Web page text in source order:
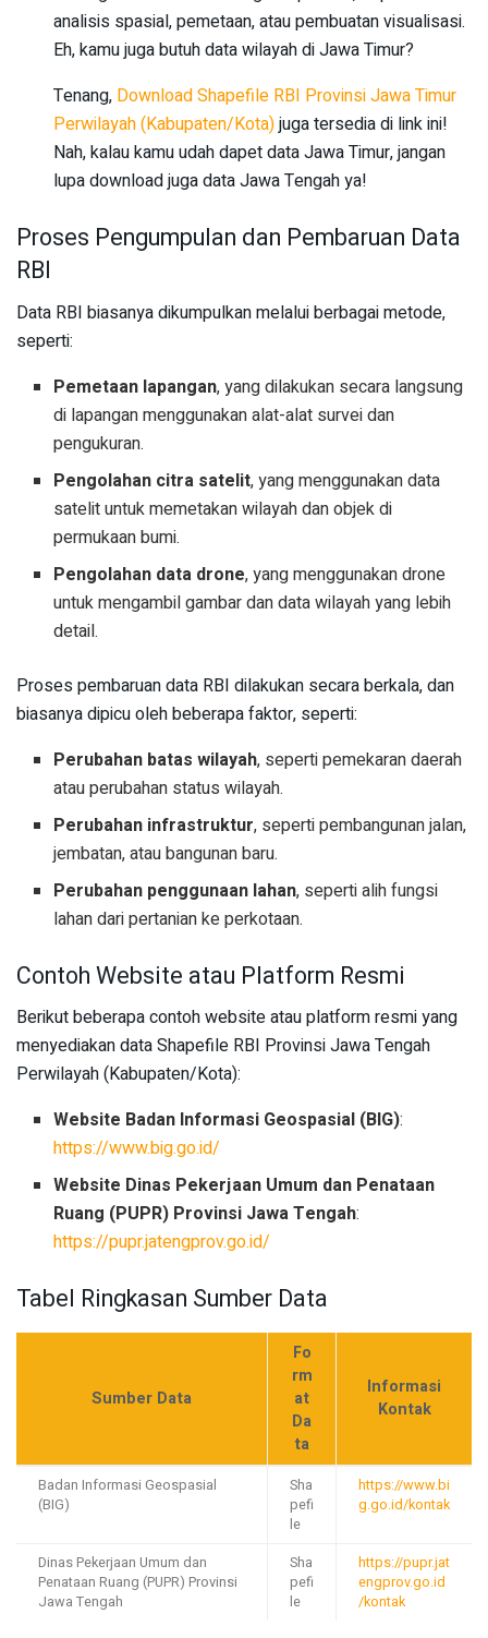
analisis spasial, pemetaan, atau pembuatan visualisasi.
Eh, kamu juga butuh data wilayah di Jawa Timur?
Tenang, Download Shapefile RBI Provinsi Jawa Timur
Perwilayah (Kabupaten/Kota)juga tersedia di link ini!
Nah, kalau kamu udah dapet data Jawa Timur, jangan
lupa download juga data Jawa Tengah ya!
Proses Pengumpulan dan Pembaruan Data
RBI
Data RBI biasanya dikumpulkan melalui berbagai metode,
seperti:
Pemetaan lapangan, yang dilakukan secara langsung
di lapangan menggunakan alat-alat survei dan
pengukuran.
Pengolahan citra satelit, yang menggunakan data
satelit untuk memetakan wilayah dan objek di
permukaan bumi.
Pengolahan data drone, yang menggunakan drone
untuk mengambil gambar dan data wilayah yang lebih
detail.
Proses pembaruan data RBI dilakukan secara berkala, dan
biasanya dipicu oleh beberapa faktor, seperti:
Perubahan batas wilayah, seperti pemekaran daerah
atau perubahan status wilayah.
Perubahan infrastruktur, seperti pembangunan jalan,
jembatan, atau bangunan baru.
Perubahan penggunaan lahan, seperti alih fungsi
lahan dari pertanian ke perkotaan.
Contoh Website atau Platform Resmi
Berikut beberapa contoh website atau platform resmi yang
menyediakan data Shapefile RBI Provinsi Jawa Tengah
Perwilayah (Kabupaten/Kota):
Website Badan Informasi Geospasial (BIG):
https://www.big.go.id/
Website Dinas Pekerjaan Umum dan Penataan
Ruang (PUPR) Provinsi Jawa Tengah:
https://pupr.jatengprov.go.id/
Tabel Ringkasan Sumber Data
Sumber Data
Fo
rm
at
Da
ta
Informasi
Kontak
Badan Informasi Geospasial
(BIG)
Sha
pefi
le
https://www.bi
g.go.id/kontak
Dinas Pekerjaan Umum dan
Penataan Ruang (PUPR) Provinsi
Jawa Tengah
Sha
pefi
le
https://pupr.jat
engprov.go.id
/kontak